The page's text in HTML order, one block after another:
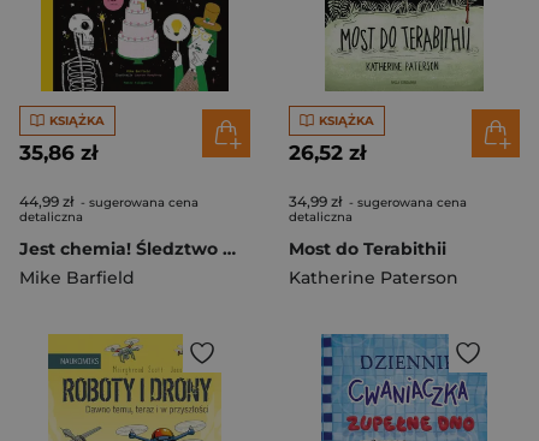
KSIĄŻKA
35,86 zł
44,99 zł - sugerowana cena
detaliczna
Jest chemia! Śledztwo w sprawie pierwiastków ukrytych w twoim domu
Mike Barfield
KSIĄŻKA
26,52 zł
34,99 zł - sugerowana cena
detaliczna
Most do Terabithii
Katherine Paterson